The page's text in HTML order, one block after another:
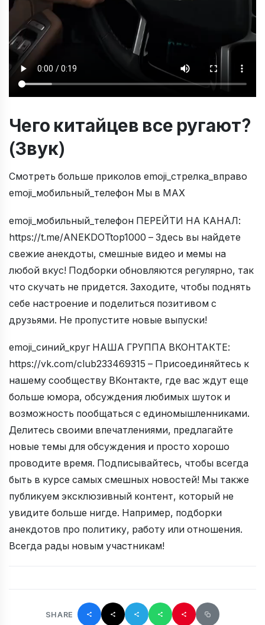
Чего китайцев все ругают?
(Звук)
Смотреть больше приколов emoji_стрелка_вправо
emoji_мобильный_телефон Мы в МАХ
emoji_мобильный_телефон ПЕРЕЙТИ НА КАНАЛ:
https://t.me/ANEKDOTtop1000 – Здесь вы найдете
свежие анекдоты, смешные видео и мемы на
любой вкус! Подборки обновляются регулярно, так
что скучать не придется. Заходите, чтобы поднять
себе настроение и поделиться позитивом с
друзьями. Не пропустите новые выпуски!
emoji_синий_круг НАША ГРУППА ВКОНТАКТЕ:
https://vk.com/club233469315 – Присоединяйтесь к
нашему сообществу ВКонтакте, где вас ждут еще
больше юмора, обсуждения любимых шуток и
возможность пообщаться с единомышленниками.
Делитесь своими впечатлениями, предлагайте
новые темы для обсуждения и просто хорошо
проводите время. Подписывайтесь, чтобы всегда
быть в курсе самых смешных новостей! Мы также
публикуем эксклюзивный контент, который не
увидите больше нигде. Например, подборки
анекдотов про политику, работу или отношения.
Всегда рады новым участникам!
SHARE